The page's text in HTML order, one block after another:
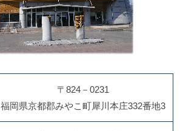
〒824－0231
福岡県京都郡みやこ町犀川本庄332番地3